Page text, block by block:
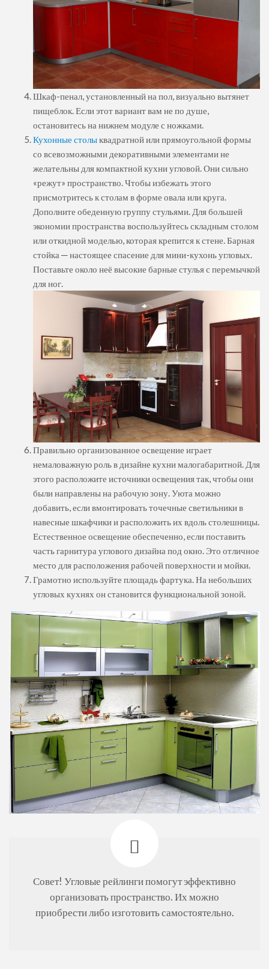
Шкаф-пенал, установленный на пол, визуально вытянет
пищеблок. Если этот вариант вам не по душе,
остановитесь на нижнем модуле с ножками.
Кухонные столыквадратной или прямоугольной формы
со всевозможными декоративными элементами не
желательны для компактной кухни угловой. Они сильно
«режут» пространство. Чтобы избежать этого
присмотритесь к столам в форме овала или круга.
Дополните обеденную группу стульями. Для большей
экономии пространства воспользуйтесь складным столом
или откидной моделью, которая крепится к стене. Барная
стойка ─ настоящее спасение для мини-кухонь угловых.
Поставьте около неё высокие барные стулья с перемычкой
для ног.
Правильно организованное освещение играет
немаловажную роль в дизайне кухни малогабаритной. Для
этого расположите источники освещения так, чтобы они
были направлены на рабочую зону. Уюта можно
добавить, если вмонтировать точечные светильники в
навесные шкафчики и расположить их вдоль столешницы.
Естественное освещение обеспеченно, если поставить
часть гарнитура углового дизайна под окно. Это отличное
место для расположения рабочей поверхности и мойки.
Грамотно используйте площадь фартука. На небольших
угловых кухнях он становится функциональной зоной.
Совет! Угловые рейлинги помогут эффективно
организовать пространство. Их можно
приобрести либо изготовить самостоятельно.